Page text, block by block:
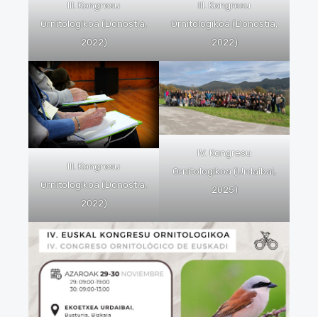
III. Kongresu
Ornitologikoa (Donostia,
2022)
III. Kongresu
Ornitologikoa (Donostia,
2022)
III. Kongresu
Ornitologikoa (Donostia,
2022)
IV. Kongresu
Ornitologikoa (Urdaibai,
2025)